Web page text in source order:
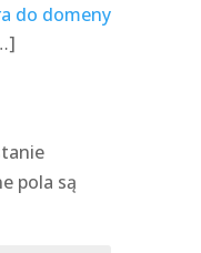
do domeny
pola są